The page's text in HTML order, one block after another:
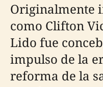
Originalmente
como Clifton
Lido fue
impulso de la
reforma de la